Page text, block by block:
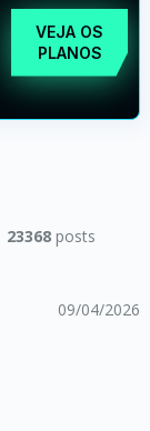
VEJA OS
PLANOS
23368posts
09/04/2026